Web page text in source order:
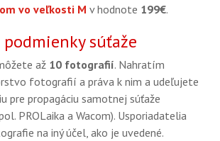
vo veľkosti M v hodnote 199€.
súťaže
až 10 fotografií. Nahratím
fotografií a práva k nim a udeľujete
pre propagáciu samotnej súťaže
PROLaika a Wacom). Usporiadatelia
na iný účel, ako je uvedené.